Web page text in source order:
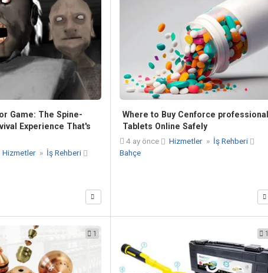
Game: The Spine-
Experience That's
Hizmetler » İş Rehberi
Where to Buy Cenforce professional
Tablets Online Safely
4 ay önce
Hizmetler » İş Rehberi
Bahçe
1 1